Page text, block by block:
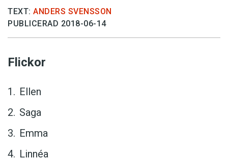
TEXT: ANDERS SVENSSON
PUBLICERAD 2018-06-14
Flickor
Ellen
Saga
Emma
Linnéa